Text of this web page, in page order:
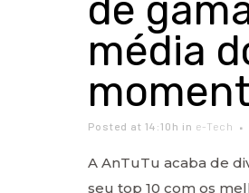
de
média
Posted at 14:10h in e-Tech
A AnTuTu acaba de
seu top 10 com os